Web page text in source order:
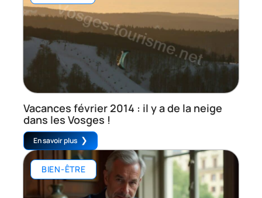
Vacances février 2014 : il y a de la neige
dans les Vosges !
En savoir plus
BIEN-ÊTRE